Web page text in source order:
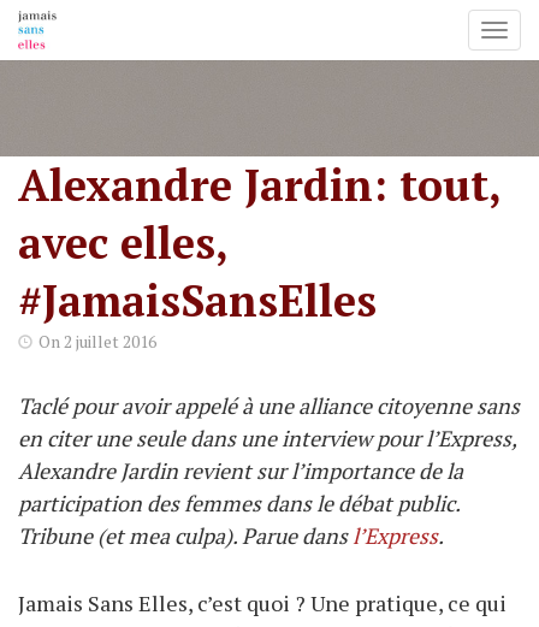
Alexandre Jardin: tout,
avec elles,
#JamaisSansElles
On2 juillet 2016
Taclé pour avoir appelé à une alliance citoyenne sans
en citer une seule dans une interview pour l’Express,
Alexandre Jardin revient sur l’importance de la
participation des femmes dans le débat public.
Tribune (et mea culpa). Parue dansl’Express.
Jamais Sans Elles, c’est quoi ? Une pratique, ce qui